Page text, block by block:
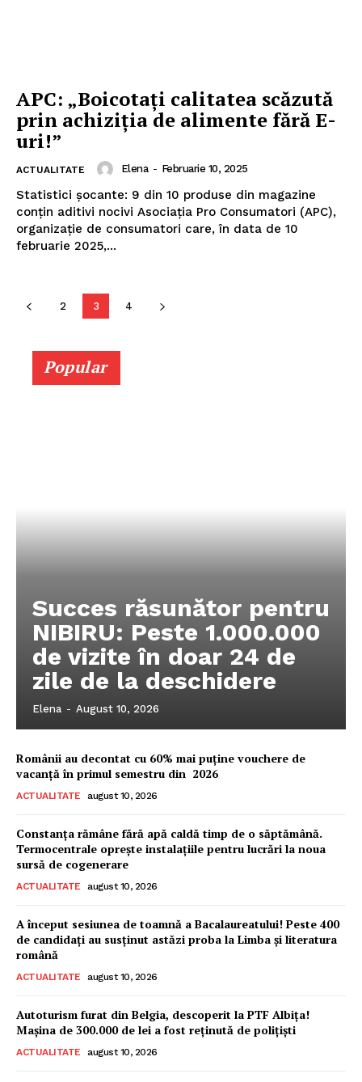
APC: „Boicotați calitatea scăzută
prin achiziția de alimente fără E-
uri!”
ACTUALITATE Elena - Februarie 10, 2025
Statistici șocante: 9 din 10 produse din magazine
conțin aditivi nocivi Asociația Pro Consumatori (APC),
organizație de consumatori care, în data de 10
februarie 2025,...
2 3 4
Popular
Succes răsunător pentru
NIBIRU: Peste 1.000.000
de vizite în doar 24 de
zile de la deschidere
Elena - August 10, 2026
Românii au decontat cu 60% mai puține vouchere de
vacanță în primul semestru din 2026
ACTUALITATE august 10, 2026
Constanța rămâne fără apă caldă timp de o săptămână.
Termocentrale oprește instalațiile pentru lucrări la noua
sursă de cogenerare
ACTUALITATE august 10, 2026
A început sesiunea de toamnă a Bacalaureatului! Peste 400
de candidați au susținut astăzi proba la Limba și literatura
română
ACTUALITATE august 10, 2026
Autoturism furat din Belgia, descoperit la PTF Albița!
Mașina de 300.000 de lei a fost reținută de polițiști
ACTUALITATE august 10, 2026